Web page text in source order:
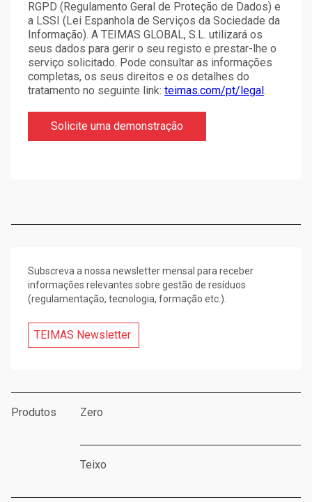
RGPD (Regulamento Geral de Proteção de Dados) e
a LSSI (Lei Espanhola de Serviços da Sociedade da
Informação). A TEIMAS GLOBAL, S.L. utilizará os
seus dados para gerir o seu registo e prestar-lhe o
serviço solicitado. Pode consultar as informações
completas, os seus direitos e os detalhes do
tratamento no seguinte link: teimas.com/pt/legal .
Subscreva a nossa newsletter mensal para receber
informações relevantes sobre gestão de resíduos
(regulamentação, tecnologia, formação etc.).
TEIMAS Newsletter
Produtos Zero
Teixo